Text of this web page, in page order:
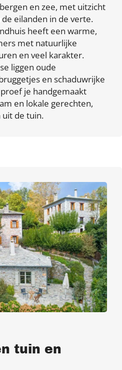
en zee, met uitzicht
eilanden in de verte.
heeft een warme,
met natuurlijke
en veel karakter.
liggen oude
en schaduwrijke
je handgemaakt
en lokale gerechten,
de tuin.
tuin en